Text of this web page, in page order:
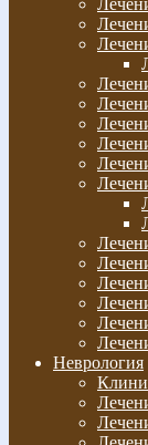
Неврология